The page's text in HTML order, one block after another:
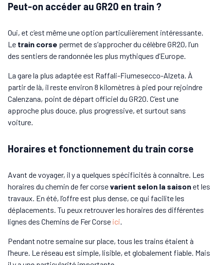
Peut-on accéder au GR20 en train ?
Oui, et c’est même une option particulièrement intéressante.
Le train corse permet de s’approcher du célèbre GR20, l’un
des sentiers de randonnée les plus mythiques d’Europe.
La gare la plus adaptée est Raffali-Fiumesecco-Alzeta. À
partir de là, il reste environ 8 kilomètres à pied pour rejoindre
Calenzana, point de départ officiel du GR20. C’est une
approche plus douce, plus progressive, et surtout sans
voiture.
Horaires et fonctionnement du train corse
Avant de voyager, il y a quelques spécificités à connaître. Les
horaires du chemin de fer corsevarient selon la saisonet les
travaux. En été, l’offre est plus dense, ce qui facilite les
déplacements. Tu peux retrouver les horaires des différentes
lignes des Chemins de Fer Corse ici
Pendant notre semaine sur place, tous les trains étaient à
l’heure. Le réseau est simple, lisible, et globalement fiable. Mais